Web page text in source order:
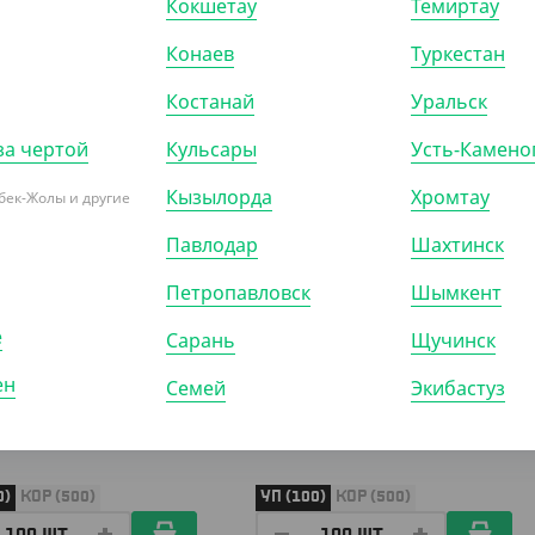
дой-
зип-лок,135*225
140 мкм
КОР (500)
7 330
Пакет метализированный дой-
пак с замком зип-лок, 170*265
мм (45+45), 140 мкм
УП (100) КОР (500)
чертой
Жолы и другие
Кокшетау
Конаев
Костанай
Кульсары
Кызылорда
Павлодар
Петропавловск
Сарань
Семей
Темиртау
Туркестан
Уральск
Усть-
Хромтау
Шахтинск
Шымкент
Щучинск
Экибастуз